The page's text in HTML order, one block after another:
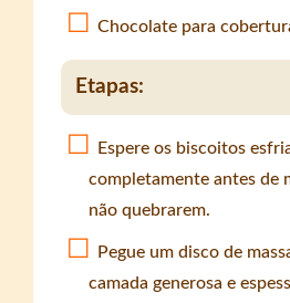
Chocolate para
Etapas:
Espere os biscoitos
completamente antes de
não quebrarem.
Pegue um disco de
camada generosa e